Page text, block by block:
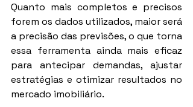
Quanto mais completos e precisos
forem os dados utilizados, maior será
a precisão das previsões, o que torna
essa ferramenta ainda mais eficaz
para antecipar demandas, ajustar
estratégias e otimizar resultados no
mercado imobiliário.